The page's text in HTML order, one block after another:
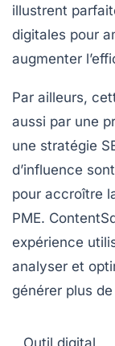
illustrent
digitales pour
augmenter
Par ailleurs,
aussi par une
une stratégie
d’influence
pour accroître
PME.
expérience
analyser et
générer plus